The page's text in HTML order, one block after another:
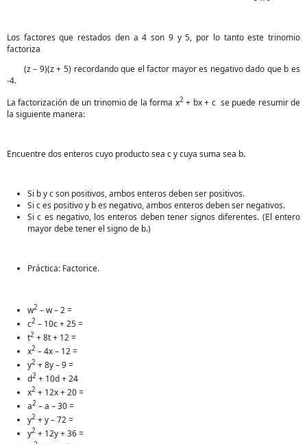
Los factores que restados den a 4 son 9 y 5, por lo tanto este trinomio
factoriza
(z – 9)(z + 5) recordando que el factor mayor es negativo dado que b es
-4.
La factorización de un trinomio de la forma x2+ bx + c se puede resumir de
la siguiente manera:
Encuentre dos enteros cuyo producto sea c y cuya suma sea b.
Si b y c son positivos, ambos enteros deben ser positivos.
Si c es positivo y b es negativo, ambos enteros deben ser negativos.
Si c es negativo, los enteros deben tener signos diferentes. (El entero
mayor debe tener el signo de b.)
Práctica: Factorice.
w2 – w – 2 =
c2 – 10c + 25 =
t2 + 8t + 12 =
x2 – 4x – 12 =
y2 + 8y – 9 =
d2 + 10d + 24
x2 + 12x + 20 =
a2 – a – 30 =
y2 + y – 72 =
y2 + 12y + 36 =